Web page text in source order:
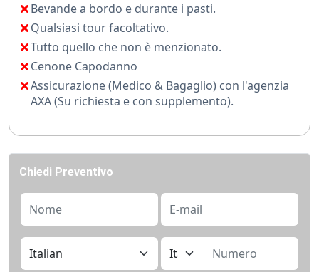
immerso nella cultura millenaria e nei paesaggi
mozzafiato dell’Egitto.
Bevande a bordo e durante i pasti.
Qualsiasi tour facoltativo.
Tutto quello che non è menzionato.
Cenone Capodanno
Assicurazione (Medico & Bagaglio) con l'agenzia
AXA (Su richiesta e con supplemento).
Chiedi Preventivo